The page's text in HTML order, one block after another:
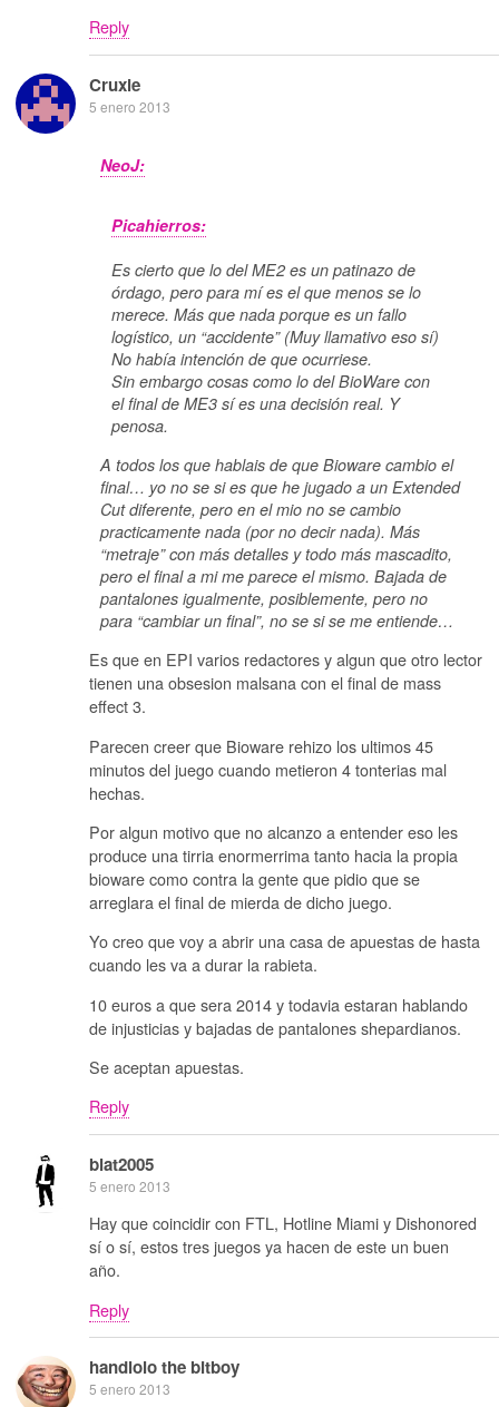
Reply
Cruxie
5 enero 2013
NeoJ:
Picahierros:
Es cierto que lo del ME2 es un patinazo de
órdago, pero para mí es el que menos se lo
merece. Más que nada porque es un fallo
logístico, un “accidente” (Muy llamativo eso sí)
No había intención de que ocurriese.
Sin embargo cosas como lo del BioWare con
el final de ME3 sí es una decisión real. Y
penosa.
A todos los que hablais de que Bioware cambio el
final… yo no se si es que he jugado a un Extended
Cut diferente, pero en el mio no se cambio
practicamente nada (por no decir nada). Más
“metraje” con más detalles y todo más mascadito,
pero el final a mi me parece el mismo. Bajada de
pantalones igualmente, posiblemente, pero no
para “cambiar un final”, no se si se me entiende…
Es que en EPI varios redactores y algun que otro lector
tienen una obsesion malsana con el final de mass
effect 3.
Parecen creer que Bioware rehizo los ultimos 45
minutos del juego cuando metieron 4 tonterias mal
hechas.
Por algun motivo que no alcanzo a entender eso les
produce una tirria enormerrima tanto hacia la propia
bioware como contra la gente que pidio que se
arreglara el final de mierda de dicho juego.
Yo creo que voy a abrir una casa de apuestas de hasta
cuando les va a durar la rabieta.
10 euros a que sera 2014 y todavia estaran hablando
de injusticias y bajadas de pantalones shepardianos.
Se aceptan apuestas.
Reply
blat2005
5 enero 2013
Hay que coincidir con FTL, Hotline Miami y Dishonored
sí o sí, estos tres juegos ya hacen de este un buen
año.
Reply
handlolo the bitboy
5 enero 2013